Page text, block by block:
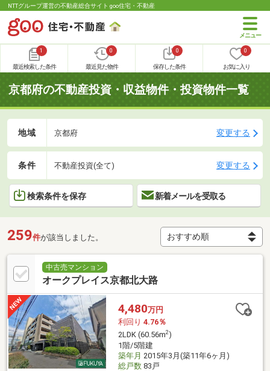
NTTグループ運営の不動産総合サイト goo住宅・不動産
1
最近検索した条件
0
最近見た物件
0
保存した条件
0
お気に入り
京都府の不動産投資・収益物件・投資物件一覧
地域 京都府 変更する
条件 不動産投資(全て) 変更する
検索条件を保存 新着メールを受取る
259件が該当しました。
中古売マンション
オークプレイス京都北大路
4,480万円
利回り 4.76％
2LDK (60.56m2)
1階/5階建
築年月 2015年3月(築11年6ヶ月)
総戸数83戸